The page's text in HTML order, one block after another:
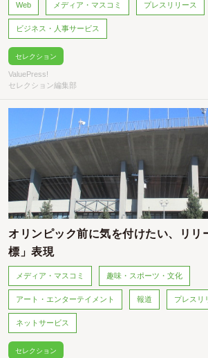
Web メディア・マスコミ プレスリリース
ビジネス・人事サービス
セレクション
ValuePress!
セレクション編集部
オリンピック前に気を付けたい、リリ
標」表現
メディア・マスコミ 趣味・スポーツ・文化
アート・エンターテイメント 報道 プレスリ
ネットサービス
セレクション